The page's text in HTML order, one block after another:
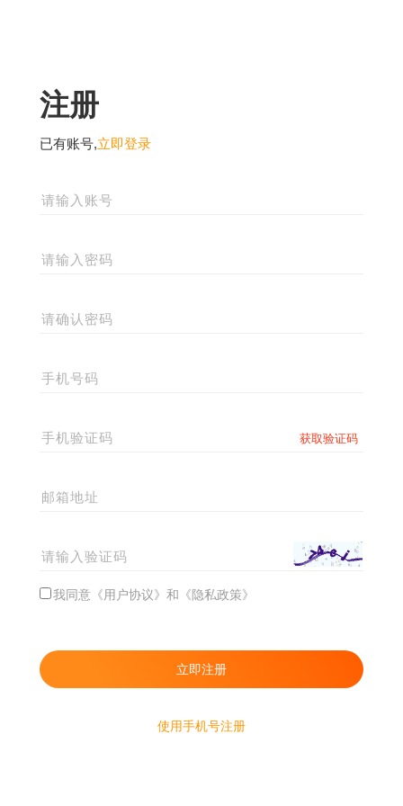
注册
已有账号,立即登录
我同意《用户协议》和《隐私政策》
使用手机号注册